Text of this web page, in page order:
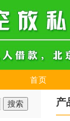
首页
产